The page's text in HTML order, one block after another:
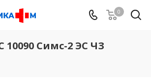
0
10090 Симс-2 ЭС ЧЗ